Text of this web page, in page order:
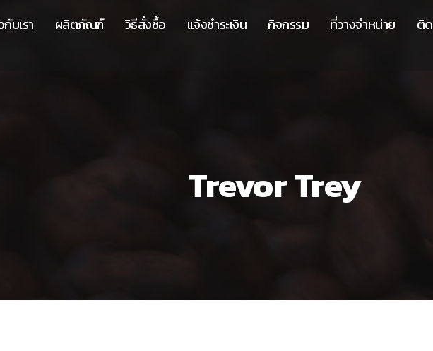
กับเรา ผลิตภัณฑ์ วิธีสั่งซื้อ แจ้งชำระเงิน กิจกรรม ที่วางจำหน่าย ติ
Trevor Trey